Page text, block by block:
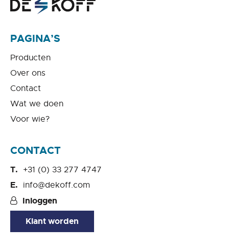
PAGINA’S
Producten
Over ons
Contact
Wat we doen
Voor wie?
CONTACT
+31 (0) 33 277 4747
info@dekoff.com
Inloggen
Klant worden